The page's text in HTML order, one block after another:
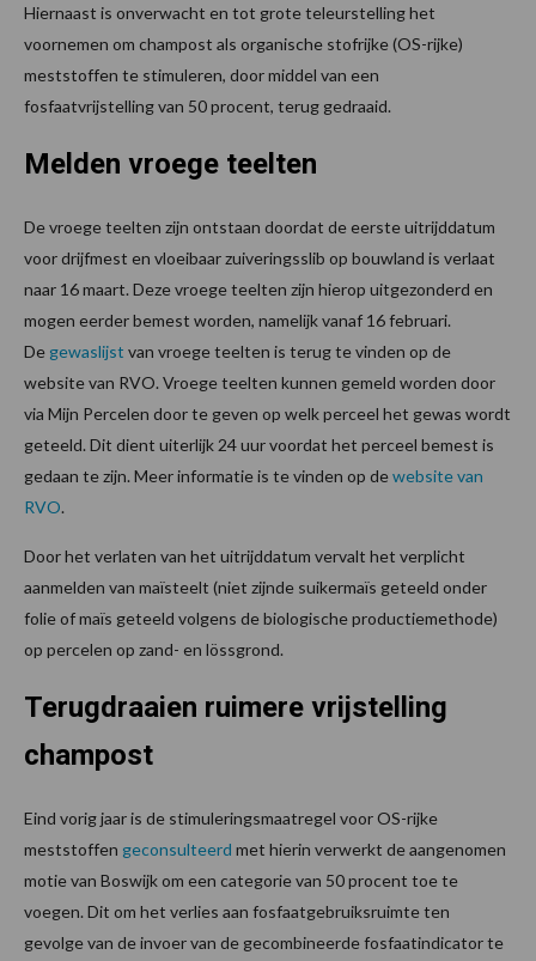
Hiernaast is onverwacht en tot grote teleurstelling het
voornemen om champost als organische stofrijke (OS-rijke)
meststoffen te stimuleren, door middel van een
fosfaatvrijstelling van 50 procent, terug gedraaid.
Melden vroege teelten
De vroege teelten zijn ontstaan doordat de eerste uitrijddatum
voor drijfmest en vloeibaar zuiveringsslib op bouwland is verlaat
naar 16 maart. Deze vroege teelten zijn hierop uitgezonderd en
mogen eerder bemest worden, namelijk vanaf 16 februari.
De gewaslijst van vroege teelten is terug te vinden op de
website van RVO. Vroege teelten kunnen gemeld worden door
via Mijn Percelen door te geven op welk perceel het gewas wordt
geteeld. Dit dient uiterlijk 24 uur voordat het perceel bemest is
gedaan te zijn. Meer informatie is te vinden op dewebsite van
RVO.
Door het verlaten van het uitrijddatum vervalt het verplicht
aanmelden van maïsteelt (niet zijnde suikermaïs geteeld onder
folie of maïs geteeld volgens de biologische productiemethode)
op percelen op zand- en lössgrond.
Terugdraaien ruimere vrijstelling
champost
Eind vorig jaar is de stimuleringsmaatregel voor OS-rijke
meststoffen geconsulteerd met hierin verwerkt de aangenomen
motie van Boswijk om een categorie van 50 procent toe te
voegen. Dit om het verlies aan fosfaatgebruiksruimte ten
gevolge van de invoer van de gecombineerde fosfaatindicator te